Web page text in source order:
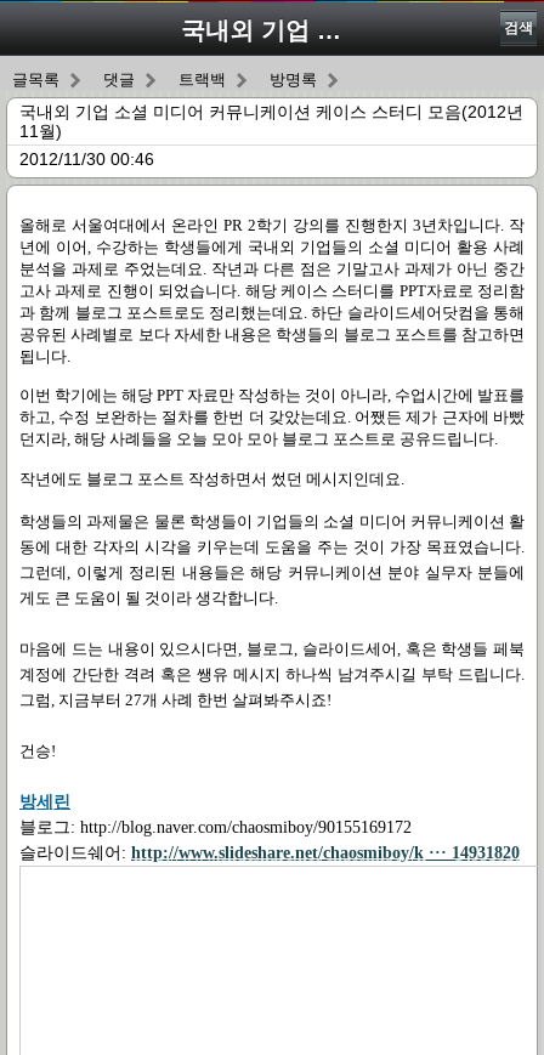
국내외 기업 소셜 미디어 커뮤니케이션 케이스 스터디 모음(2012년 11월) 검색
글목록 댓글 트랙백 방명록
국내외 기업 소셜 미디어 커뮤니케이션 케이스 스터디 모음(2012년
11월)
2012/11/30 00:46
올해로 서울여대에서 온라인 PR 2학기 강의를 진행한지 3년차입니다. 작
년에 이어, 수강하는 학생들에게 국내외 기업들의 소셜 미디어 활용 사례
분석을 과제로 주었는데요. 작년과 다른 점은 기말고사 과제가 아닌 중간
고사 과제로 진행이 되었습니다. 해당 케이스 스터디를 PPT자료로 정리함
과 함께 블로그 포스트로도 정리했는데요.하단 슬라이드세어닷컴을 통해
공유된 사례별로 보다 자세한 내용은 학생들의 블로그 포스트를 참고하면
됩니다.
이번 학기에는 해당 PPT 자료만 작성하는 것이 아니라, 수업시간에 발표를
하고, 수정 보완하는 절차를 한번 더 갖았는데요. 어쨌든 제가 근자에 바빴
던지라, 해당 사례들을 오늘 모아 모아 블로그 포스트로 공유드립니다.
작년에도 블로그 포스트 작성하면서 썼던 메시지인데요.
학생들의 과제물은 물론 학생들이 기업들의 소셜 미디어 커뮤니케이션 활
동에 대한 각자의 시각을 키우는데 도움을 주는 것이 가장 목표였습니다.
그런데, 이렇게 정리된 내용들은 해당 커뮤니케이션 분야 실무자 분들에
게도 큰 도움이 될 것이라 생각합니다.
마음에 드는 내용이 있으시다면, 블로그, 슬라이드세어, 혹은 학생들 페북
계정에 간단한 격려 혹은 쌩유 메시지 하나씩 남겨주시길 부탁 드립니다.
그럼, 지금부터 27개 사례 한번 살펴봐주시죠!
건승!
방세린
블로그: http://blog.naver.com/chaosmiboy/90155169172
슬라이드쉐어 : http://www.slideshare.net/chaosmiboy/k ··· 14931820